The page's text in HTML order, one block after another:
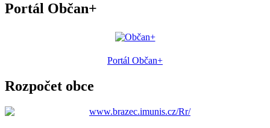
Portál Občan+
Portál Občan+
Rozpočet obce